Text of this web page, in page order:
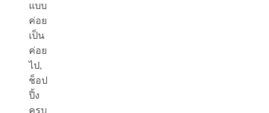
แบบ
ค่อย
เป็น
ค่อย
ไป,
ช็อป
ปิ้ง
ครบ